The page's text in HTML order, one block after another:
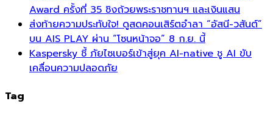
Award ครั้งที่ 35 ชิงถ้วยพระราชทานฯ และเงินแสน
ส่งท้ายความประทับใจ! ดูสดคอนเสิร์ตอำลา “อัสนี-วสันต์”
บน AIS PLAY ผ่าน “โซนหน้าจอ” 8 ก.ย. นี้
Kaspersky ชี้ ภัยไซเบอร์เข้าสู่ยุค AI-native ชู AI ขับ
เคลื่อนความปลอดภัย
Tag